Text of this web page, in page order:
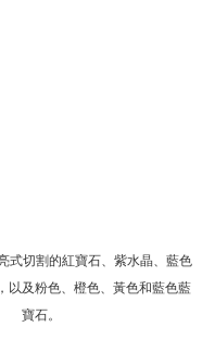
式切割的紅寶石、紫水晶、藍色
以及粉色、橙色、黃色和藍色藍
寶石。